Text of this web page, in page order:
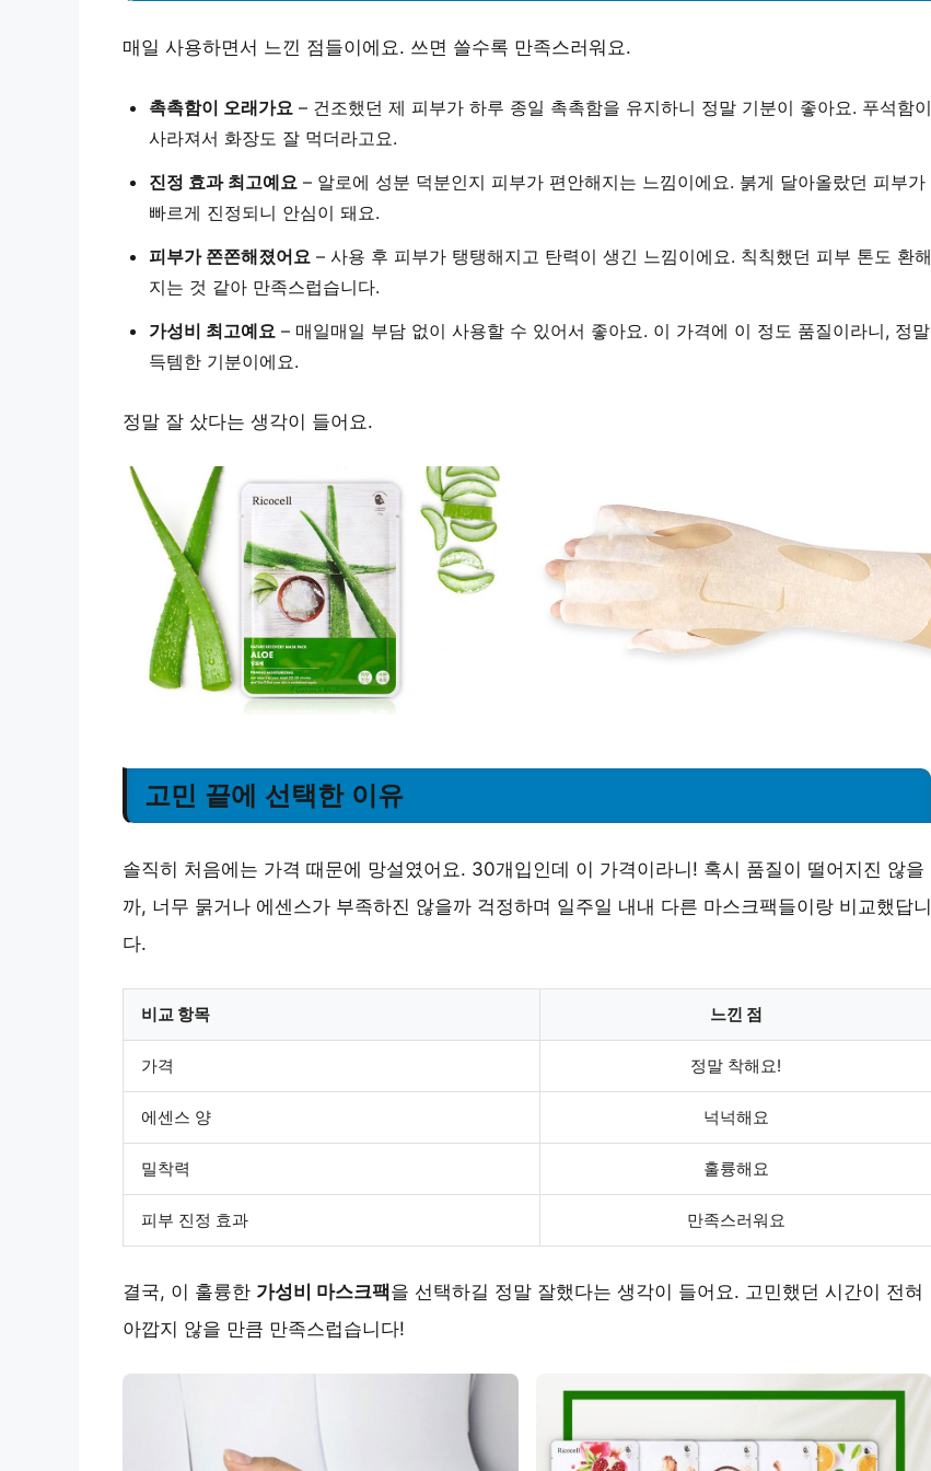
매일 사용하면서 느낀 점들이에요. 쓰면 쓸수록 만족스러워요.
촉촉함이 오래가요 – 건조했던 제 피부가 하루 종일 촉촉함을 유지하니 정말 기분이 좋아요. 푸석함이
사라져서 화장도 잘 먹더라고요.
진정 효과 최고예요 – 알로에 성분 덕분인지 피부가 편안해지는 느낌이에요. 붉게 달아올랐던 피부가
빠르게 진정되니 안심이 돼요.
피부가 쫀쫀해졌어요 – 사용 후 피부가 탱탱해지고 탄력이 생긴 느낌이에요. 칙칙했던 피부 톤도 환해
지는 것 같아 만족스럽습니다.
가성비 최고예요 – 매일매일 부담 없이 사용할 수 있어서 좋아요. 이 가격에 이 정도 품질이라니, 정말
득템한 기분이에요.
정말 잘 샀다는 생각이 들어요.
고민 끝에 선택한 이유
솔직히 처음에는 가격 때문에 망설였어요. 30개입인데 이 가격이라니! 혹시 품질이 떨어지진 않을
까, 너무 묽거나 에센스가 부족하진 않을까 걱정하며 일주일 내내 다른 마스크팩들이랑 비교했답니
다.
비교 항목 느낀 점
가격 정말 착해요!
에센스 양 넉넉해요
밀착력 훌륭해요
피부 진정 효과 만족스러워요
결국, 이 훌륭한 가성비 마스크팩을 선택하길 정말 잘했다는 생각이 들어요. 고민했던 시간이 전혀
아깝지 않을 만큼 만족스럽습니다!